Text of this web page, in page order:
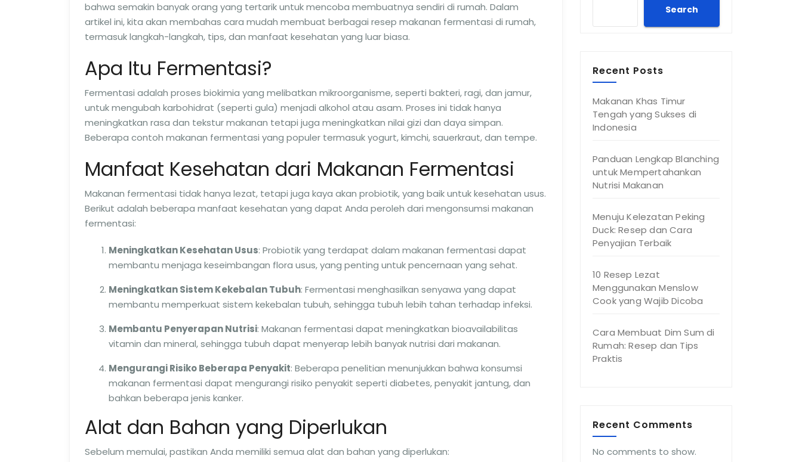
bahwa semakin banyak orang yang tertarik untuk mencoba membuatnya sendiri di rumah. Dalam
artikel ini, kita akan membahas cara mudah membuat berbagai resep makanan fermentasi di rumah,
termasuk langkah-langkah, tips, dan manfaat kesehatan yang luar biasa.
Apa Itu Fermentasi?
Fermentasi adalah proses biokimia yang melibatkan mikroorganisme, seperti bakteri, ragi, dan jamur,
untuk mengubah karbohidrat (seperti gula) menjadi alkohol atau asam. Proses ini tidak hanya
meningkatkan rasa dan tekstur makanan tetapi juga meningkatkan nilai gizi dan daya simpan.
Beberapa contoh makanan fermentasi yang populer termasuk yogurt, kimchi, sauerkraut, dan tempe.
Manfaat Kesehatan dari Makanan Fermentasi
Makanan fermentasi tidak hanya lezat, tetapi juga kaya akan probiotik, yang baik untuk kesehatan usus.
Berikut adalah beberapa manfaat kesehatan yang dapat Anda peroleh dari mengonsumsi makanan
fermentasi:
Meningkatkan Kesehatan Usus: Probiotik yang terdapat dalam makanan fermentasi dapat
membantu menjaga keseimbangan flora usus, yang penting untuk pencernaan yang sehat.
Meningkatkan Sistem Kekebalan Tubuh: Fermentasi menghasilkan senyawa yang dapat
membantu memperkuat sistem kekebalan tubuh, sehingga tubuh lebih tahan terhadap infeksi.
Membantu Penyerapan Nutrisi: Makanan fermentasi dapat meningkatkan bioavailabilitas
vitamin dan mineral, sehingga tubuh dapat menyerap lebih banyak nutrisi dari makanan.
Mengurangi Risiko Beberapa Penyakit: Beberapa penelitian menunjukkan bahwa konsumsi
makanan fermentasi dapat mengurangi risiko penyakit seperti diabetes, penyakit jantung, dan
bahkan beberapa jenis kanker.
Alat dan Bahan yang Diperlukan
Sebelum memulai, pastikan Anda memiliki semua alat dan bahan yang diperlukan:
Search
Recent Posts
Makanan Khas Timur
Tengah yang Sukses di
Indonesia
Panduan Lengkap Blanching
untuk Mempertahankan
Nutrisi Makanan
Menuju Kelezatan Peking
Duck: Resep dan Cara
Penyajian Terbaik
10 Resep Lezat
Menggunakan Menslow
Cook yang Wajib Dicoba
Cara Membuat Dim Sum di
Rumah: Resep dan Tips
Praktis
Recent Comments
No comments to show.